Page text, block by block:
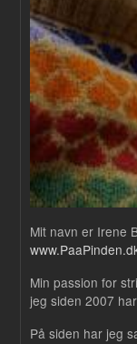
Mit navn er Irene
Min passion for
jeg siden 2007
På siden har jeg